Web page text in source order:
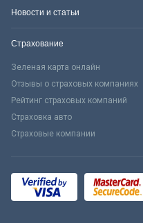
Новости и статьи
Страхование
Зеленая карта онлайн
Отзывы о страховых компаниях
Рейтинг страховых компаний
Страховка авто
Страховые компании